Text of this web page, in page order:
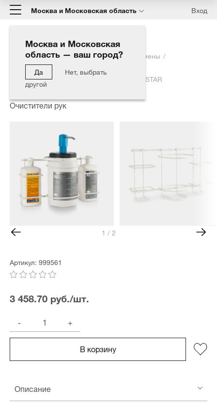
Москва и Московская область
Москва и Московская
область — ваш город?
Да
Нет, выбрать
другой
Вход
Главная Каталог Средства личной гигиены
Очистители рук
Ком-кт держатель + 3 насоса для HANDY STAR
Очистители рук
1 / 2
Артикул: 999561
3 458.70 руб./шт.
-
+
В корзину
Описание